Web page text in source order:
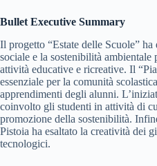
Bullet Executive Summary
Il progetto “Estate delle Scuole”
sociale e la sostenibilità ambientale
attività educative e ricreative. Il
essenziale per la comunità
apprendimenti degli alunni.
coinvolto gli studenti in attività di
promozione della sostenibilità.
Pistoia ha esaltato la creatività dei
tecnologici.